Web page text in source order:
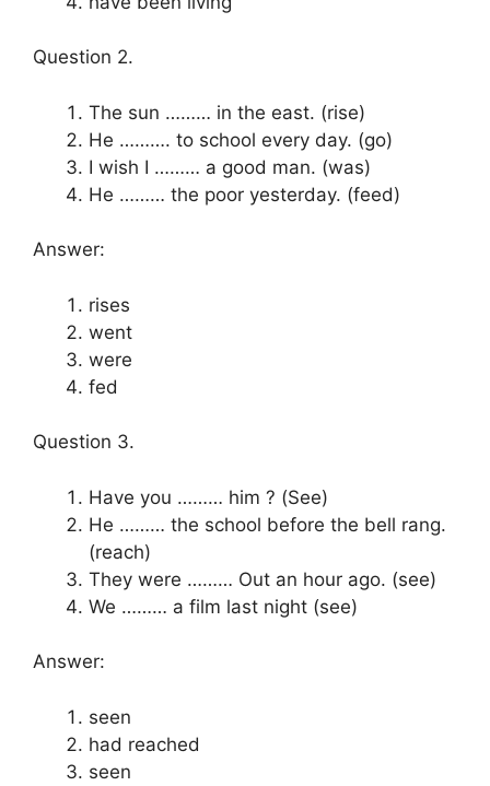
Question 2.
The sun ……… in the east. (rise)
He ………. to school every day. (go)
I wish I ……… a good man. (was)
He ……… the poor yesterday. (feed)
Answer:
rises
went
were
fed
Question 3.
Have you ……… him ? (See)
He ……… the school before the bell rang.
(reach)
They were ……… Out an hour ago. (see)
We ……… a film last night (see)
Answer:
seen
had reached
seen